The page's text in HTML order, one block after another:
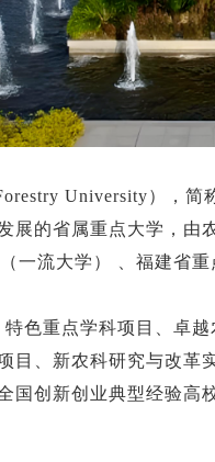
University），
展的省属重点大学，
一流大学） 、福建省重
色重点学科项目、卓
目、新农科研究与改
国创新创业典型经验